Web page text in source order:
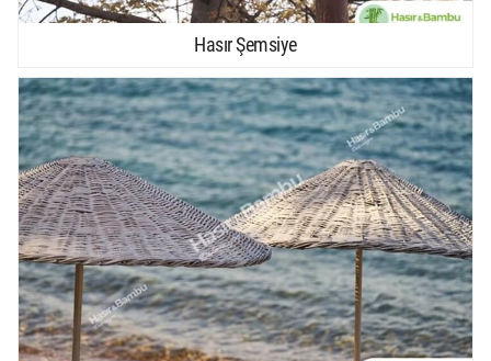
Hasır Şemsiye